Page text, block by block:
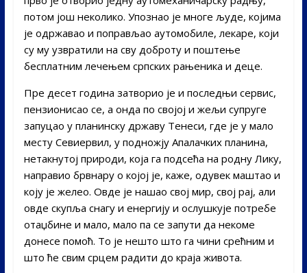
потом још неколико. Упознао је многе људе, којима
је одржавао и поправљао аутомобиле, лекаре, који
су му узвратили на сву доброту и поштење
бесплатним лечењем српских рањеника и деце.
Пре десет година затворио је и последњи сервис,
пензионисао се, а онда по својој и жељи супруге
запуцао у планинску државу Тенеси, где је у мало
месту Севиервил, у подножју Апалачких планина,
нетакнутој природи, која га подсећа на родну Лику,
направио брвнару о којој је, каже, одувек маштао и
коју је желео. Овде је нашао свој мир, свој рај, али
овде скупља снагу и енергију и ослушкује потребе
отаџбине и мало, мало па се запути да некоме
донесе помоћ. То је нешто што га чини срећним и
што ће свим срцем радити до краја живота.